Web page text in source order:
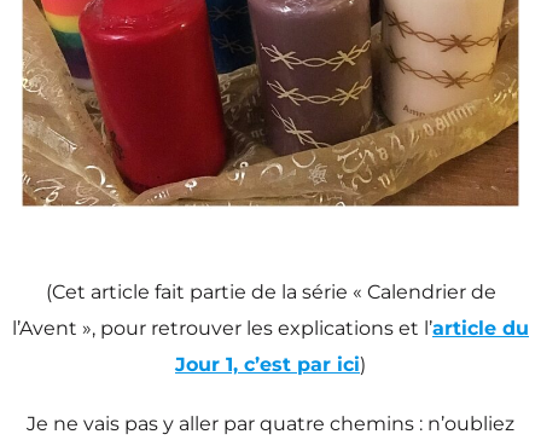
(Cet article fait partie de la série « Calendrier de
l’Avent », pour retrouver les explications et l’article du
Jour 1, c’est par ici)
Je ne vais pas y aller par quatre chemins : n’oubliez